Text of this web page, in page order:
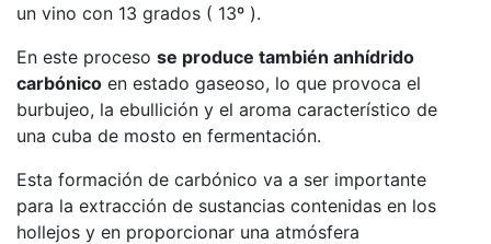
un vino con 13 grados ( 13º ).
En este proceso se produce también anhídrido
carbónico en estado gaseoso, lo que provoca el
burbujeo, la ebullición y el aroma característico de
una cuba de mosto en fermentación.
Esta formación de carbónico va a ser importante
para la extracción de sustancias contenidas en los
hollejos y en proporcionar una atmósfera